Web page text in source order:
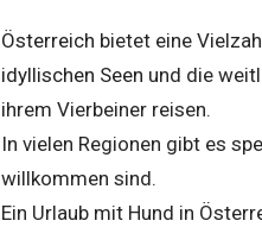
Österreich bietet eine
idyllischen Seen und die
ihrem Vierbeiner reisen.
In vielen Regionen gibt es
willkommen sind.
Ein Urlaub mit Hund in